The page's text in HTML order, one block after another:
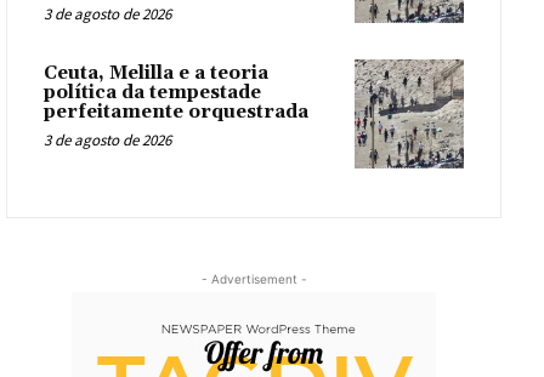
3 de agosto de 2026
Ceuta, Melilla e a teoria
política da tempestade
perfeitamente orquestrada
3 de agosto de 2026
- Advertisement -